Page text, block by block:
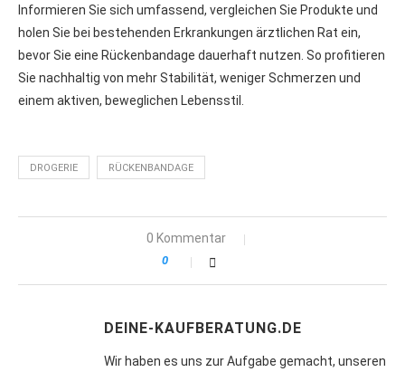
Informieren Sie sich umfassend, vergleichen Sie Produkte und
holen Sie bei bestehenden Erkrankungen ärztlichen Rat ein,
bevor Sie eine Rückenbandage dauerhaft nutzen. So profitieren
Sie nachhaltig von mehr Stabilität, weniger Schmerzen und
einem aktiven, beweglichen Lebensstil.
DROGERIE RÜCKENBANDAGE
0 Kommentar
0
DEINE-KAUFBERATUNG.DE
Wir haben es uns zur Aufgabe gemacht, unseren